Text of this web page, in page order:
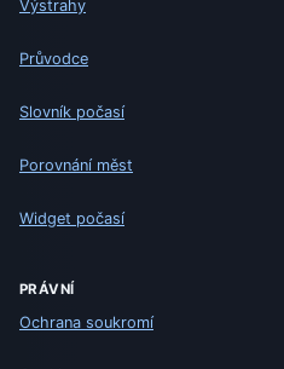
Výstrahy
Průvodce
Slovník počasí
Porovnání měst
Widget počasí
PRÁVNÍ
Ochrana soukromí